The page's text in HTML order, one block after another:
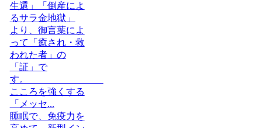
生還」「倒産によ
るサラ金地獄」
より、御言葉によ
って「癒され・救
われた者」の
「証」で
す。
こころを強くする
「メッセ...
睡眠で、免疫力を